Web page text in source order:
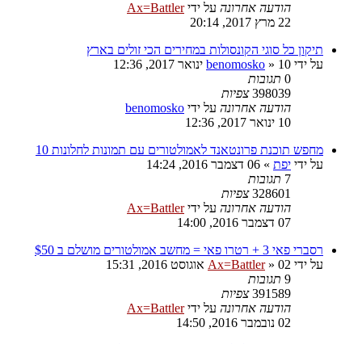
הודעה אחרונה על ידיAx=Battler
22 מרץ 2017, 20:14
תיקון כל סוגי הקונסולות במחירים הכי זולים בארץ
על ידי
benomosko » 10 ינואר 2017, 12:36
0 תגובות
398039 צפיות
הודעה אחרונה על ידי benomosko
10 ינואר 2017, 12:36
מחפש תוכנת פרונטאנד לאמולטורים עם תמונות לחלונות 10
על ידי יפת » 06 דצמבר 2016, 14:24
7 תגובות
328601 צפיות
הודעה אחרונה על ידיAx=Battler
07 דצמבר 2016, 14:00
רסברי פאי 3 + רטרו פאי = מחשב אמולטורים מושלם ב $50
על ידי
Ax=Battler» 02 אוגוסט 2016, 15:31
9 תגובות
391589 צפיות
הודעה אחרונה על ידיAx=Battler
02 נובמבר 2016, 14:50